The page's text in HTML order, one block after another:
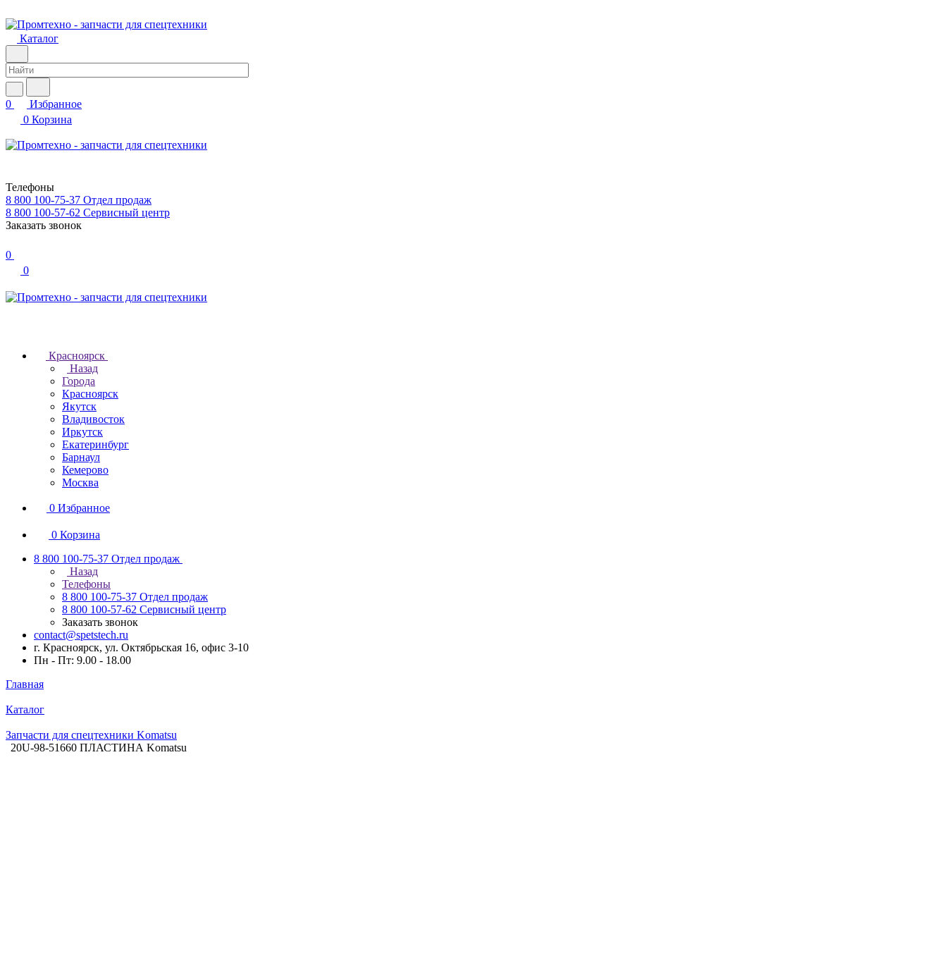
Каталог
0
Избранное
0 Корзина
Телефоны
8 800 100-75-37 Отдел продаж
8 800 100-57-62 Сервисный центр
Заказать звонок
0
0
Красноярск
Назад
Города
Красноярск
Якутск
Владивосток
Иркутск
Екатеринбург
Барнаул
Кемерово
Москва
0 Избранное
0 Корзина
8 800 100-75-37 Отдел продаж
Назад
Телефоны
8 800 100-75-37 Отдел продаж
8 800 100-57-62 Сервисный центр
Заказать звонок
contact@spetstech.ru
г. Красноярск, ул. Октябрьская 16, офис 3-10
Пн - Пт: 9.00 - 18.00
Главная
Каталог
Запчасти для спецтехники Komatsu
20U-98-51660 ПЛАСТИНА Komatsu